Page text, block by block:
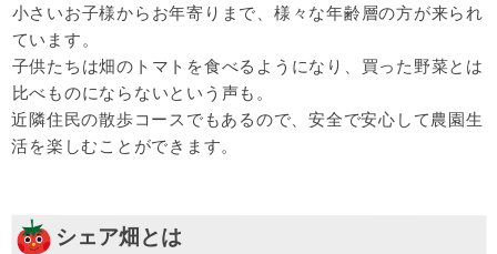
小さいお子様からお年寄りまで、様々な年齢層の方が来られ
ています。
子供たちは畑のトマトを食べるようになり、買った野菜とは
比べものにならないという声も。
近隣住民の散歩コースでもあるので、安全で安心して農園生
活を楽しむことができます。
シェア畑とは